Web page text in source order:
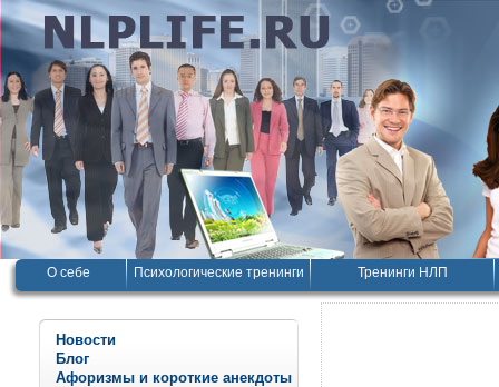
О себе Психологические тренинги Тренинги НЛП
Новости
Блог
Афоризмы и короткие анекдоты